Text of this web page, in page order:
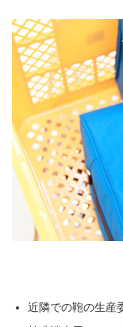
近隣での鞄の生産